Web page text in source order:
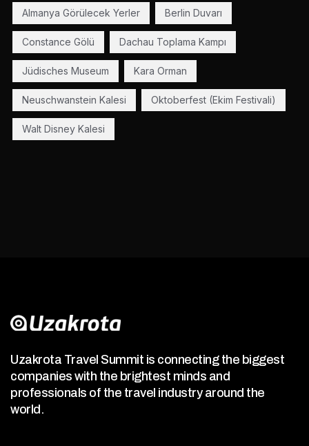
Almanya Görülecek Yerler Berlin Duvarı
Constance Gölü Dachau Toplama Kampı
Jüdisches Museum Kara Orman
Neuschwanstein Kalesi Oktoberfest (Ekim Festivali)
Walt Disney Kalesi
Uzakrota Travel Summit is connecting the biggest
companies with the brightest minds and
professionals of the travel industry around the
world.